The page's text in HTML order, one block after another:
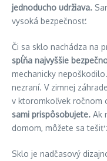
jednoducho udržiava.
vysoká bezpečnosť.
Či sa sklo nachádza na
spĺňa najvyššie
mechanicky
nezraní. V zimnej
v ktoromkoľvek ročnom
sami prispôsobujete. Ak
domom, môžete sa
Sklo je nadčasový